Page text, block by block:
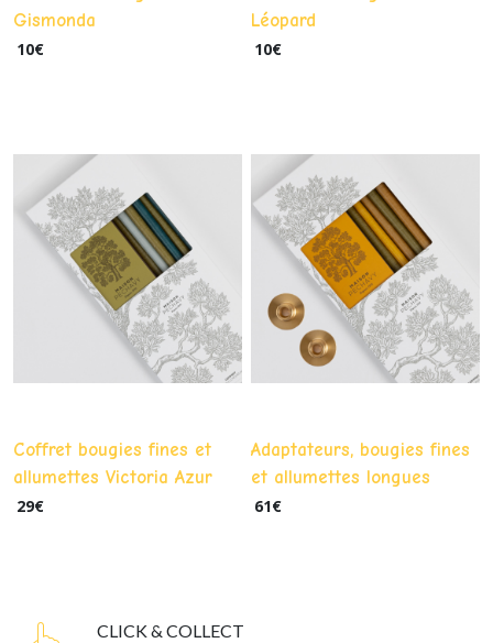
Gismonda
10€
Léopard
10€
Coffret bougies fines et
allumettes Victoria Azur
29€
Adaptateurs, bougies fines
et allumettes longues
Gismonda
61€
CLICK & COLLECT